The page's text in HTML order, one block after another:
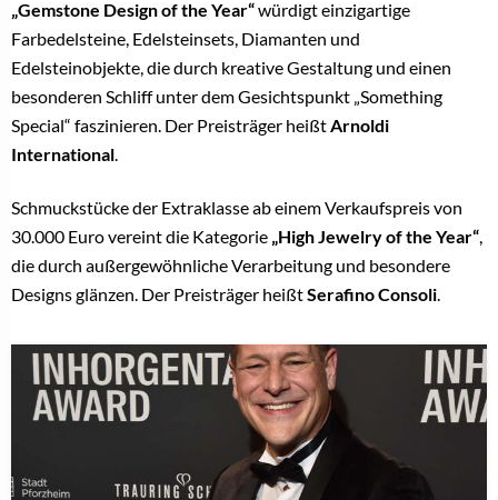
„Gemstone Design of the Year“würdigt einzigartige
Farbedelsteine, Edelsteinsets, Diamanten und
Edelsteinobjekte, die durch kreative Gestaltung und einen
besonderen Schliff unter dem Gesichtspunkt „Something
Special“ faszinieren. Der Preisträger heißtArnoldi
International.
Schmuckstücke der Extraklasse ab einem Verkaufspreis von
30.000 Euro vereint die Kategorie „High Jewelry of the Year“,
die durch außergewöhnliche Verarbeitung und besondere
Designs glänzen. Der Preisträger heißtSerafino Consoli.